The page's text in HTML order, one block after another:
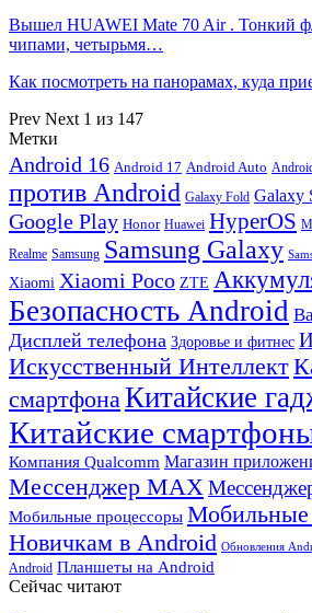
Вышел HUAWEI Mate 70 Air . Тонкий
чипами, четырьмя…
Как посмотреть на панорамах, куда
Prev Next 1 из 147
Метки
Android 16 Android 17 Android Auto
против Android Galaxy Fold Galaxy
Google Play Honor Huawei HyperOS
Realme Samsung Samsung Galaxy
Xiaomi Xiaomi Poco ZTE
Безопасность Android
Дисплей телефона Здоровье и фитнес
Искусственный Интеллект
смартфонаКитайские
Китайские
Компания Qualcomm Магазин
Мессенджер MAX
Мобильные процессоры Мобильные
Новичкам в Android Обновления
Android Планшеты на Android
Сейчас читают